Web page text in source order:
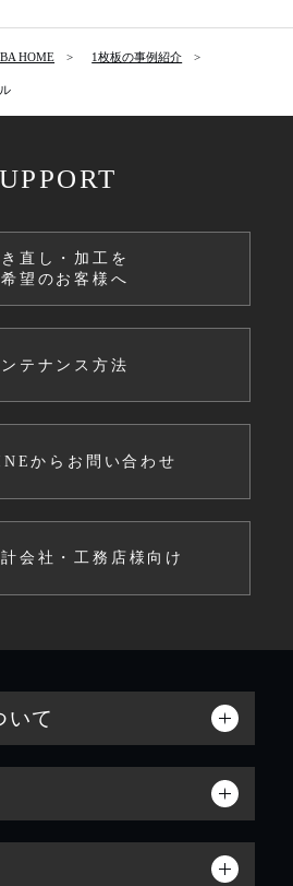
HOME 1枚板の事例紹介
直し・加工を
望のお客様へ
ンテナンス方法
からお問い合わせ
会社・工務店様向け
いて